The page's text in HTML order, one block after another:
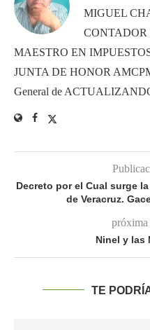
MIGUEL
CONTADOR
MAESTRO EN
JUNTA DE HONOR
General de
Decreto por el Cual surge la
de Veracruz.
Ninel y las
TE